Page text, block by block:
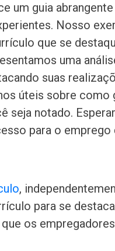
um guia
Nosso
que se
uma
suas
úteis sobre como
seja notado.
para o emprego
,
para se
os